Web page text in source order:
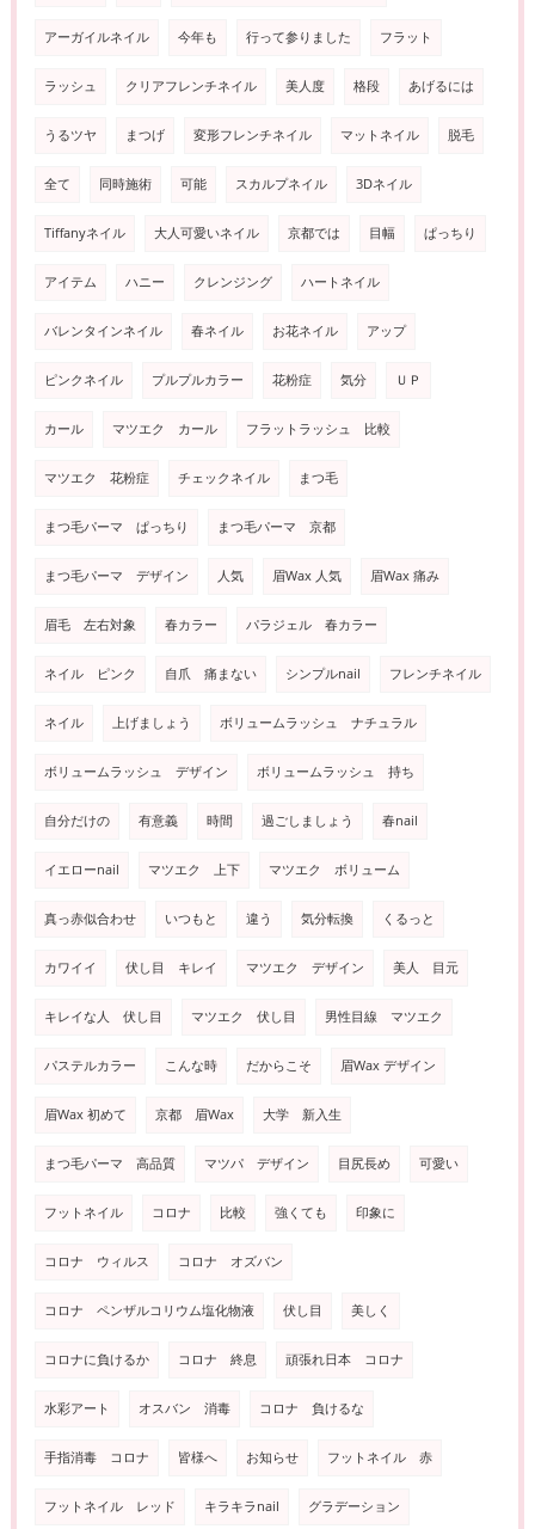
アーガイルネイル 今年も 行って参りました フラット
ラッシュ クリアフレンチネイル 美人度 格段 あげるには
うるツヤ まつげ 変形フレンチネイル マットネイル 脱毛
全て 同時施術 可能 スカルプネイル 3Dネイル
Tiffanyネイル 大人可愛いネイル 京都では 目幅 ぱっちり
アイテム ハニー クレンジング ハートネイル
バレンタインネイル 春ネイル お花ネイル アップ
ピンクネイル プルプルカラー 花粉症 気分 ＵＰ
カール マツエク カール フラットラッシュ 比較
マツエク 花粉症 チェックネイル まつ毛
まつ毛パーマ ぱっちり まつ毛パーマ 京都
まつ毛パーマ デザイン 人気 眉Wax 人気 眉Wax 痛み
眉毛 左右対象 春カラー パラジェル 春カラー
ネイル ピンク 自爪 痛まない シンプルnail フレンチネイル
ネイル 上げましょう ボリュームラッシュ ナチュラル
ボリュームラッシュ デザイン ボリュームラッシュ 持ち
自分だけの 有意義 時間 過ごしましょう 春nail
イエローnail マツエク 上下 マツエク ボリューム
真っ赤似合わせ いつもと 違う 気分転換 くるっと
カワイイ 伏し目 キレイ マツエク デザイン 美人 目元
キレイな人 伏し目 マツエク 伏し目 男性目線 マツエク
パステルカラー こんな時 だからこそ 眉Wax デザイン
眉Wax 初めて 京都 眉Wax 大学 新入生
まつ毛パーマ 高品質 マツパ デザイン 目尻長め 可愛い
フットネイル コロナ 比較 強くても 印象に
コロナ ウィルス コロナ オズバン
コロナ ペンザルコリウム塩化物液 伏し目 美しく
コロナに負けるか コロナ 終息 頑張れ日本 コロナ
水彩アート オスバン 消毒 コロナ 負けるな
手指消毒 コロナ 皆様へ お知らせ フットネイル 赤
フットネイル レッド キラキラnail グラデーション